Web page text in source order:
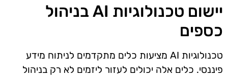
יישום טכנולוגיות AI בניהול
כספים
טכנולוגיות AI מציעות כלים מתקדמים לניתוח מידע
פיננסי. כלים אלה יכולים לעזור ליזמים לא רק בניהול